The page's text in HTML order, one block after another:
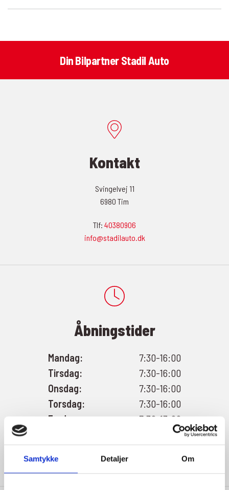
Samtykke Detaljer Om
Din Bilpartner Stadil Auto
Kontakt
Svingelvej 11
6980 Tim
Tlf: 40380906
info@stadilauto.dk
Åbningstider
Mandag:
7:30-16:00
Tirsdag:
7:30-16:00
Onsdag:
7:30-16:00
Torsdag:
7:30-16:00
Fredag:
7:30-13:00
Efter aftale